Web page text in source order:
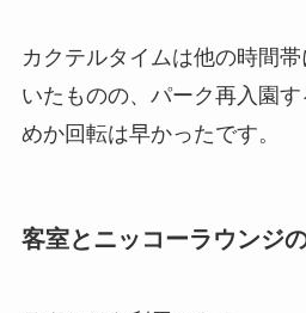
カクテルタイムは他の時間
いたものの、パーク再入園
めか回転は早かったです。
客室とニッコーラウンジ